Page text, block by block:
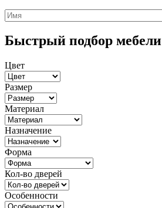
Быстрый подбор
Цвет
Размер
Материал
Назначение
Форма
Кол-во дверей
Особенности